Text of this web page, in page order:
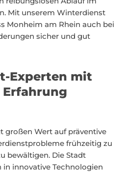
Mit unserem Winterdienst
Monheim am Rhein auch bei
sicher und gut
Experten mit
großen Wert auf präventive
frühzeitig zu
bewältigen. Die Stadt
innovative Technologien